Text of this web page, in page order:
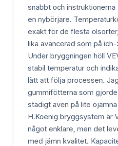
snabbt och
en nybörjare.
exakt för de flesta
lika avancerad som på
Under bryggningen höll
stabil temperatur och
lätt att följa processen.
gummifötterna som
stadigt även på lite
H.Koenig bryggsystem är
något enklare, men det
med jämn kvalitet.